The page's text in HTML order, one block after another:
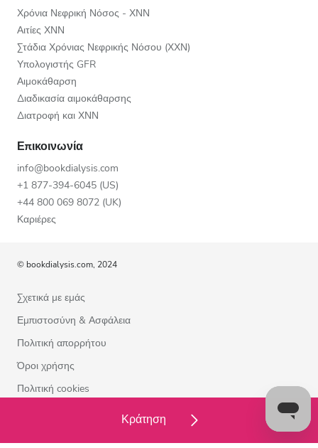
Κράτηση
Χρόνια Νεφρική Νόσος - ΧΝΝ
Αιτίες ΧΝΝ
Στάδια Χρόνιας Νεφρικής Νόσου (ΧΧΝ)
Υπολογιστής GFR
Αιμοκάθαρση
Διαδικασία αιμοκάθαρσης
Διατροφή και ΧΝΝ
Επικοινωνία
info@bookdialysis.com
+1 877-394-6045 (US)
+44 800 069 8072 (UK)
Καριέρες
© bookdialysis.com, 2024
Σχετικά με εμάς
Εμπιστοσύνη & Ασφάλεια
Πολιτική απορρήτου
Όροι χρήσης
Πολιτική cookies